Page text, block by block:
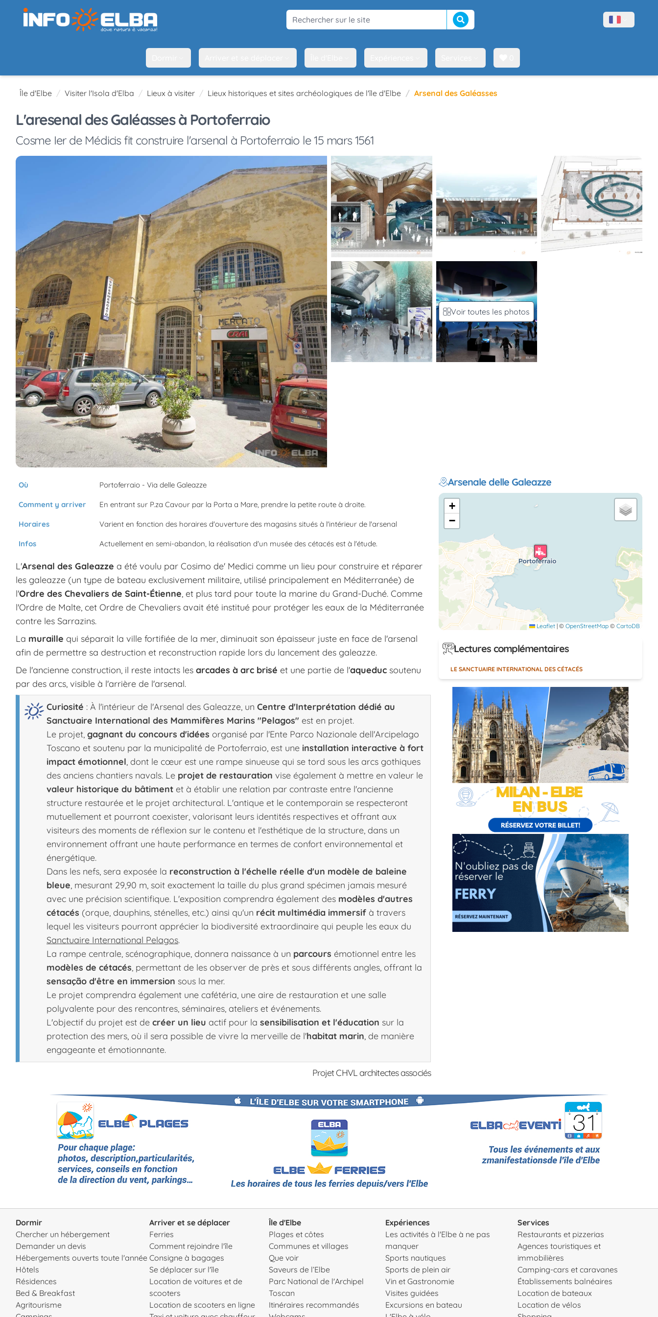
Rechercher sur le site Lancer la recherche Menù lingue
Île d'Elbe Visiter l'Isola d'Elba Lieux à visiter Lieux historiques et sites archéologiques de l'île d'Elbe Arsenal des Galéasses
L'aresenal des Galéasses à Portoferraio
Cosme Ier de Médicis fit construire l'arsenal à Portoferraio le 15 mars 1561
Voir toutes les photos
Où Portoferraio - Via delle Galeazze
Comment y arriver En entrant sur P.za Cavour par la Porta a Mare, prendre la petite route à droite.
Horaires Varient en fonction des horaires d'ouverture des magasins situés à l'intérieur de l'arsenal
Infos Actuellement en semi-abandon, la réalisation d'un musée des cétacés est à l'étude.
L'Arsenal des Galeazze a été voulu par Cosimo de' Medici comme un lieu pour construire et réparer
les galeazze (un type de bateau exclusivement militaire, utilisé principalement en Méditerranée) de
l'Ordre des Chevaliers de Saint-Étienne, et plus tard pour toute la marine du Grand-Duché. Comme
l'Ordre de Malte, cet Ordre de Chevaliers avait été institué pour protéger les eaux de la Méditerranée
contre les Sarrazins.
La muraille qui séparait la ville fortifiée de la mer, diminuait son épaisseur juste en face de l'arsenal
afin de permettre sa destruction et reconstruction rapide lors du lancement des galeazze.
De l'ancienne construction, il reste intacts les arcades à arc brisé et une partie de l'aqueduc soutenu
par des arcs, visible à l'arrière de l'arsenal.
Curiosité : À l'intérieur de l'Arsenal des Galeazze, un Centre d'Interprétation dédié au
Sanctuaire International des Mammifères Marins "Pelagos" est en projet.
Le projet, gagnant du concours d'idées organisé par l'Ente Parco Nazionale dell'Arcipelago
Toscano et soutenu par la municipalité de Portoferraio, est une installation interactive à fort
impact émotionnel, dont le cœur est une rampe sinueuse qui se tord sous les arcs gothiques
des anciens chantiers navals. Le projet de restauration vise également à mettre en valeur le
valeur historique du bâtiment et à établir une relation par contraste entre l'ancienne
structure restaurée et le projet architectural. L'antique et le contemporain se respecteront
mutuellement et pourront coexister, valorisant leurs identités respectives et offrant aux
visiteurs des moments de réflexion sur le contenu et l'esthétique de la structure, dans un
environnement offrant une haute performance en termes de confort environnemental et
énergétique.
Dans les nefs, sera exposée la reconstruction à l'échelle réelle d'un modèle de baleine
bleue, mesurant 29,90 m, soit exactement la taille du plus grand spécimen jamais mesuré
avec une précision scientifique. L'exposition comprendra également des modèles d'autres
cétacés (orque, dauphins, sténelles, etc.) ainsi qu'un récit multimédia immersif à travers
lequel les visiteurs pourront apprécier la biodiversité extraordinaire qui peuple les eaux du
Sanctuaire International Pelagos.
La rampe centrale, scénographique, donnera naissance à un parcours émotionnel entre les
modèles de cétacés, permettant de les observer de près et sous différents angles, offrant la
sensação d'être en immersion sous la mer.
Le projet comprendra également une cafétéria, une aire de restauration et une salle
polyvalente pour des rencontres, séminaires, ateliers et événements.
L'objectif du projet est de créer un lieu actif pour la sensibilisation et l'éducation sur la
protection des mers, où il sera possible de vivre la merveille de l'habitat marin, de manière
engageante et émotionnante.
Projet CHVL architectes associés
Arsenale delle Galeazze
+
−
Leaflet | © OpenStreetMap © CartoDB
Lectures complémentaires
LE SANCTUAIRE INTERNATIONAL DES CÉTACÉS
Dormir
Chercher un hébergement
Demander un devis
Hébergements ouverts toute l'année
Hôtels
Résidences
Bed & Breakfast
Agritourisme
Arriver et se déplacer
Ferries
Comment rejoindre l'île
Consigne à bagages
Se déplacer sur l'île
Location de voitures et de
scooters
Location de scooters en ligne
Île d'Elbe
Plages et côtes
Communes et villages
Que voir
Saveurs de l’Elbe
Parc National de l'Archipel
Toscan
Itinéraires recommandés
Expériences
Les activités à l'Elbe à ne pas
manquer
Sports nautiques
Sports de plein air
Vin et Gastronomie
Visites guidées
Excursions en bateau
Services
Restaurants et pizzerias
Agences touristiques et
immobilières
Camping-cars et caravanes
Établissements balnéaires
Location de bateaux
Location de vélos